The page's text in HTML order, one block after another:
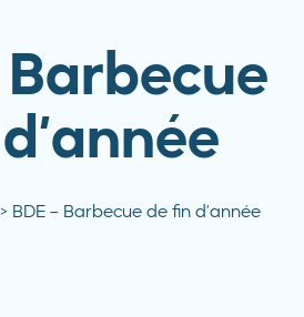
Barbecue
BDE – Barbecue de fin d’année